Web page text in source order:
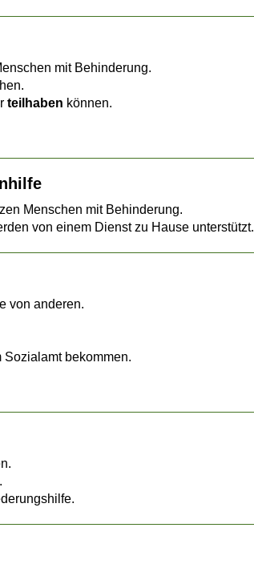
mit Behinderung.
teilhaben können.
Menschen mit Behinderung.
von einem Dienst zu Hause unterstützt.
von anderen.
Sozialamt bekommen.